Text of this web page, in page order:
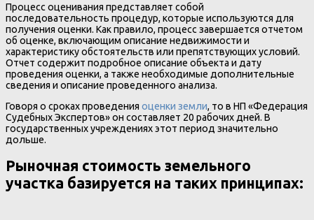
Процесс оценивания представляет собой
последовательность процедур, которые используются для
получения оценки. Как правило, процесс завершается отчетом
об оценке, включающим описание недвижимости и
характеристику обстоятельств или препятствующих условий.
Отчет содержит подробное описание объекта и дату
проведения оценки, а также необходимые дополнительные
сведения и описание проведенного анализа.
Говоря о сроках проведения оценки земли, то в НП «Федерация
Судебных Экспертов» он составляет 20 рабочих дней. В
государственных учреждениях этот период значительно
дольше.
Рыночная стоимость земельного
участка базируется на таких принципах: